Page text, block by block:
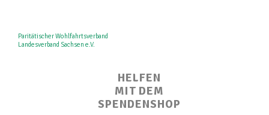
Paritätischer Wohlfahrtsverband
Landesverband Sachsen e.V.
HELFEN
MIT DEM
SPENDENSHOP